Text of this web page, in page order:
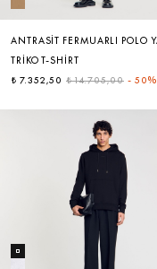
ANTRASIT FERMUARLI POLO
TRIKO T-SHIRT
₺ 7.352,50 ₺ 14.705,00 - 50%